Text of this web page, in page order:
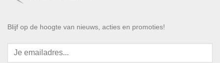
Blijf op de hoogte van nieuws, acties en promoties!